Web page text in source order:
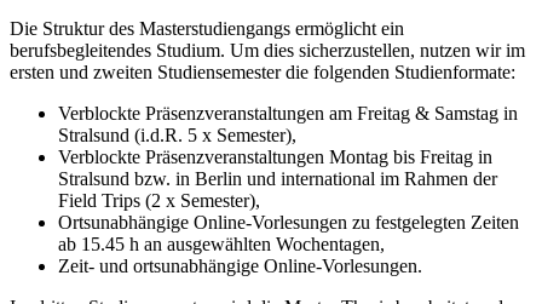
Die Struktur des Masterstudiengangs ermöglicht ein
berufsbegleitendes Studium. Um dies sicherzustellen, nutzen wir im
ersten und zweiten Studiensemester die folgenden Studienformate:
Verblockte Präsenzveranstaltungen am Freitag & Samstag in
Stralsund (i.d.R. 5 x Semester),
Verblockte Präsenzveranstaltungen Montag bis Freitag in
Stralsund bzw. in Berlin und international im Rahmen der
Field Trips (2 x Semester),
Ortsunabhängige Online-Vorlesungen zu festgelegten Zeiten
ab 15.45 h an ausgewählten Wochentagen,
Zeit- und ortsunabhängige Online-Vorlesungen.